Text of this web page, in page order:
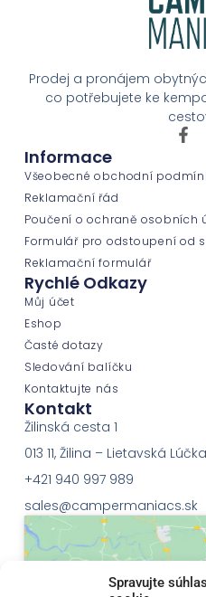
Spravujte
Prodej a pronájem
co potřebujete ke
Informace
Všeobecné obchodní
Reklamační řád
Poučení o ochraně osobních
Formulář pro odstoupení od
Reklamační formulář
Rychlé Odkazy
Můj účet
Eshop
Časté dotazy
Sledování balíčku
Kontaktujte nás
Kontakt
Žilinská cesta 1
013 11, Žilina – Lietavská Lúčka
+421 940 997 989
sales@campermaniacs.sk